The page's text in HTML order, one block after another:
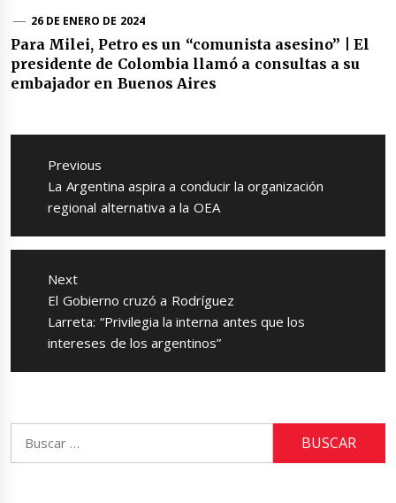
26 DE ENERO DE 2024
Para Milei, Petro es un “comunista asesino” | El
presidente de Colombia llamó a consultas a su
embajador en Buenos Aires
Navegación
entradas
Previous
Previous
post:
La Argentina aspira a conducir la organización
regional alternativa a la OEA
Next
Next
post:
El Gobierno cruzó a Rodríguez
Larreta: “Privilegia la interna antes que los
intereses de los argentinos”